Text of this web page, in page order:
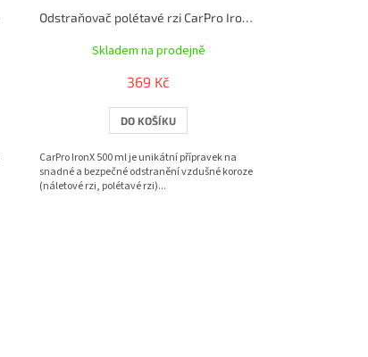
Odstraňovač polétavé rzi CarPro IronX 500 ml
Skladem na prodejně
369 Kč
DO KOŠÍKU
CarPro IronX 500 ml je unikátní přípravek na
snadné a bezpečné odstranění vzdušné koroze
(náletové rzi, polétavé rzi)...